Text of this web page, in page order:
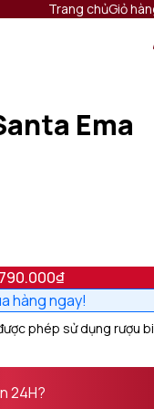
Trang chủGiỏ
Vang Ý
Vang Úc
Ema
hàng ngay!
phép sử dụng rượu
24H?